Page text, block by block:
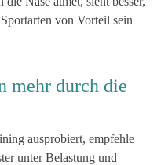
von Vorteil sein
mehr durch die
ausprobiert, empfehle
unter Belastung und